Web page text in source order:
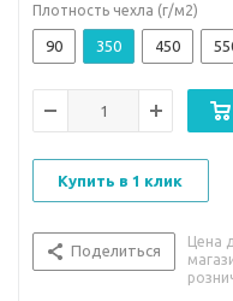
Плотность чехла (г/м2)
90 350 450
Купить в 1 клик
Поделиться
Цена